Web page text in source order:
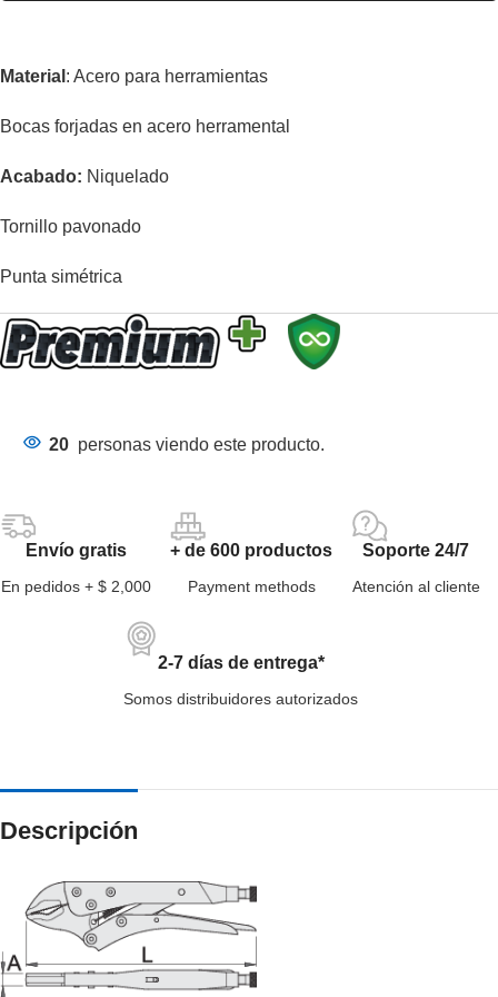
Material : Acero para herramientas
Bocas forjadas en acero herramental
Acabado: Niquelado
Tornillo pavonado
Punta simétrica
20 personas viendo este producto.
Envío gratis
En pedidos + $ 2,000
+ de 600 productos
Payment methods
Soporte 24/7
Atención al cliente
2-7 días de entrega*
Somos distribuidores autorizados
Descripción